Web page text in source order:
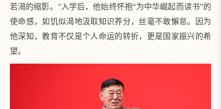
若渴的缩影。”入学后，他始终怀抱“为中华崛起而读书”的
使命感，如饥似渴地汲取知识养分，丝毫不敢懈怠。因为
他深知，教育不仅是个人命运的转折，更是国家振兴的希
望。